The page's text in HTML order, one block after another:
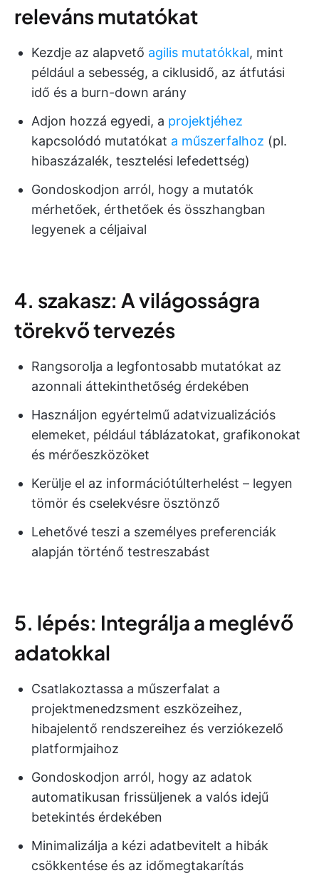
releváns mutatókat
Kezdje az alapvető agilis mutatókkal, mint
például a sebesség, a ciklusidő, az átfutási
idő és a burn-down arány
Adjon hozzá egyedi, a projektjéhez
kapcsolódó mutatókat a műszerfalhoz (pl.
hibaszázalék, tesztelési lefedettség)
Gondoskodjon arról, hogy a mutatók
mérhetőek, érthetőek és összhangban
legyenek a céljaival
4. szakasz: A világosságra
törekvő tervezés
Rangsorolja a legfontosabb mutatókat az
azonnali áttekinthetőség érdekében
Használjon egyértelmű adatvizualizációs
elemeket, például táblázatokat, grafikonokat
és mérőeszközöket
Kerülje el az információtúlterhelést – legyen
tömör és cselekvésre ösztönző
Lehetővé teszi a személyes preferenciák
alapján történő testreszabást
5. lépés: Integrálja a meglévő
adatokkal
Csatlakoztassa a műszerfalat a
projektmenedzsment eszközeihez,
hibajelentő rendszereihez és verziókezelő
platformjaihoz
Gondoskodjon arról, hogy az adatok
automatikusan frissüljenek a valós idejű
betekintés érdekében
Minimalizálja a kézi adatbevitelt a hibák
csökkentése és az időmegtakarítás